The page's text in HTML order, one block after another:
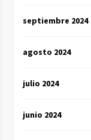
septiembre 2024
agosto 2024
julio 2024
junio 2024